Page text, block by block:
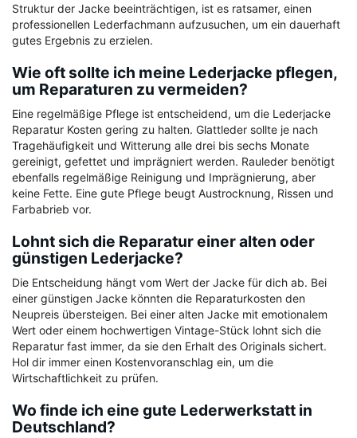
Struktur der Jacke beeinträchtigen, ist es ratsamer, einen
professionellen Lederfachmann aufzusuchen, um ein dauerhaft
gutes Ergebnis zu erzielen.
Wie oft sollte ich meine Lederjacke pflegen,
um Reparaturen zu vermeiden?
Eine regelmäßige Pflege ist entscheidend, um die Lederjacke
Reparatur Kosten gering zu halten. Glattleder sollte je nach
Tragehäufigkeit und Witterung alle drei bis sechs Monate
gereinigt, gefettet und imprägniert werden. Rauleder benötigt
ebenfalls regelmäßige Reinigung und Imprägnierung, aber
keine Fette. Eine gute Pflege beugt Austrocknung, Rissen und
Farbabrieb vor.
Lohnt sich die Reparatur einer alten oder
günstigen Lederjacke?
Die Entscheidung hängt vom Wert der Jacke für dich ab. Bei
einer günstigen Jacke könnten die Reparaturkosten den
Neupreis übersteigen. Bei einer alten Jacke mit emotionalem
Wert oder einem hochwertigen Vintage-Stück lohnt sich die
Reparatur fast immer, da sie den Erhalt des Originals sichert.
Hol dir immer einen Kostenvoranschlag ein, um die
Wirtschaftlichkeit zu prüfen.
Wo finde ich eine gute Lederwerkstatt in
Deutschland?